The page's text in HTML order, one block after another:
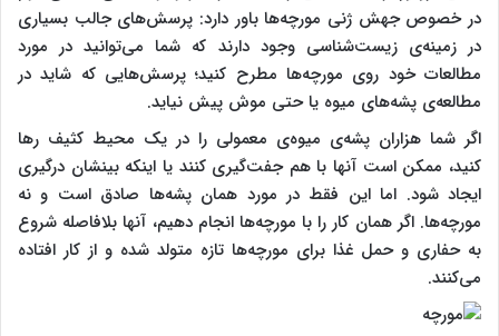
در خصوص جهش ژنی مورچه‌ها باور دارد: پرسش‌های جالب بسیاری
در زمینه‌ی زیست‌شناسی وجود دارند که شما می‌توانید در مورد
مطالعات خود روی مورچه‌ها مطرح کنید؛ پرسش‌هایی که شاید در
مطالعه‌ی پشه‌های میوه یا حتی موش پیش نیاید.
اگر شما هزاران پشه‌ی میوه‌ی معمولی را در یک محیط کثیف رها
کنید، ممکن است آنها با هم جفت‌گیری کنند یا اینکه بینشان درگیری
ایجاد شود. اما این فقط در مورد همان پشه‌ها صادق است و نه
مورچه‌ها. اگر همان کار را با مورچه‌ها انجام دهیم، آنها بلافاصله شروع
به حفاری و حمل غذا برای مورچه‌ها تازه متولد شده و از کار افتاده
می‌کنند.